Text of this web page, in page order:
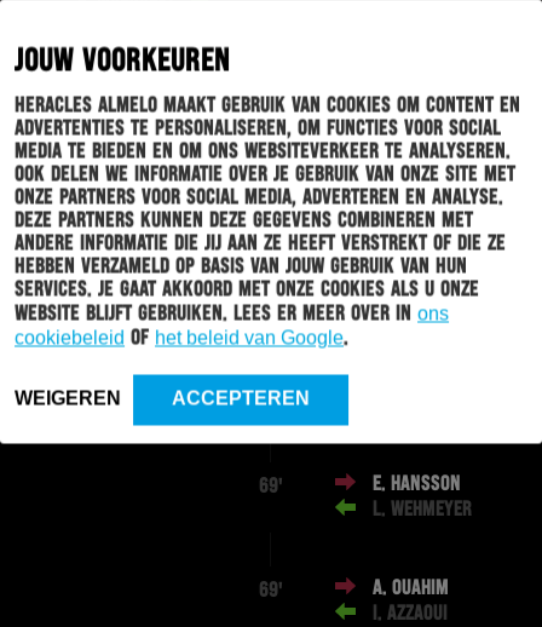
JOUW VOORKEUREN
Heracles Almelo maakt gebruik van cookies om content en
advertenties te personaliseren, om functies voor social
media te bieden en om ons websiteverkeer te analyseren.
Ook delen we informatie over je gebruik van onze site met
onze partners voor social media, adverteren en analyse.
Deze partners kunnen deze gegevens combineren met
andere informatie die jij aan ze heeft verstrekt of die ze
hebben verzameld op basis van jouw gebruik van hun
services. Je gaat akkoord met onze cookies als u onze
website blijft gebruiken. Lees er meer over in ons
cookiebeleid of het beleid van Google.
WEIGEREN ACCEPTEREN
S. MOKONO
81' M. VEJINOVIĆ
K. LEIDSMAN
J. MARGARITHA
77'
B. VAN HOEVEN
K. LEIDSMAN
69'
E. HANSSON
L. WEHMEYER
69'
A. OUAHIM
I. AZZAOUI